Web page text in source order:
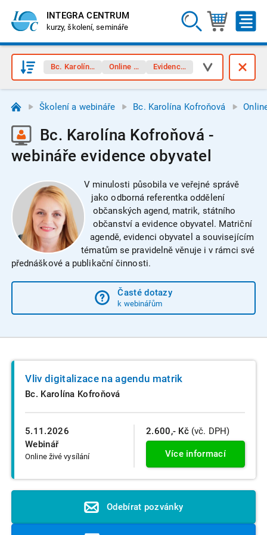
INTEGRA CENTRUM
kurzy, školení, semináře
Bc. Karolína KofroňováOnline webinářeEvidence obyvatel
Školení a webináře Bc. Karolína Kofroňová
Bc. Karolína Kofroňová -
webináře evidence obyvatel
V minulosti působila ve veřejné správě
jako odborná referentka oddělení
občanských agend, matrik, státního
občanství a evidence obyvatel. Matriční
agendě, evidenci obyvatel a souvisejícím
tématům se pravidelně věnuje i v rámci své
přednáškové a publikační činnosti.
Časté dotazy
k webinářům
5.11.2026
Webinář
Online živé vysílání
Vliv digitalizace na agendu matrik
Bc. Karolína Kofroňová
2.600,- Kč (vč. DPH)
Více informací
Odebírat pozvánky